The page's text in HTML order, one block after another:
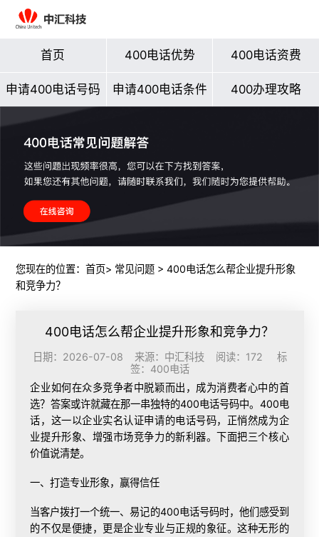
首页 400电话优势 400电话资费
申请400电话号码 申请400电话条件 400办理攻略
您现在的位置： 首页> 常见问题> 400电话怎么帮企业提升形象
和竞争力？
400电话怎么帮企业提升形象和竞争力？
日期：2026-07-08 来源：中汇科技 阅读：172 标
签： 400电话
企业如何在众多竞争者中脱颖而出，成为消费者心中的首
选？答案或许就藏在那一串独特的400电话号码中。400电
话，这一以企业实名认证申请的电话号码，正悄然成为企
业提升形象、增强市场竞争力的新利器。下面把三个核心
价值说清楚。
一、打造专业形象，赢得信任
当客户拨打一个统一、易记的400电话号码时，他们感受到
的不仅是便捷，更是企业专业与正规的象征。这种无形的